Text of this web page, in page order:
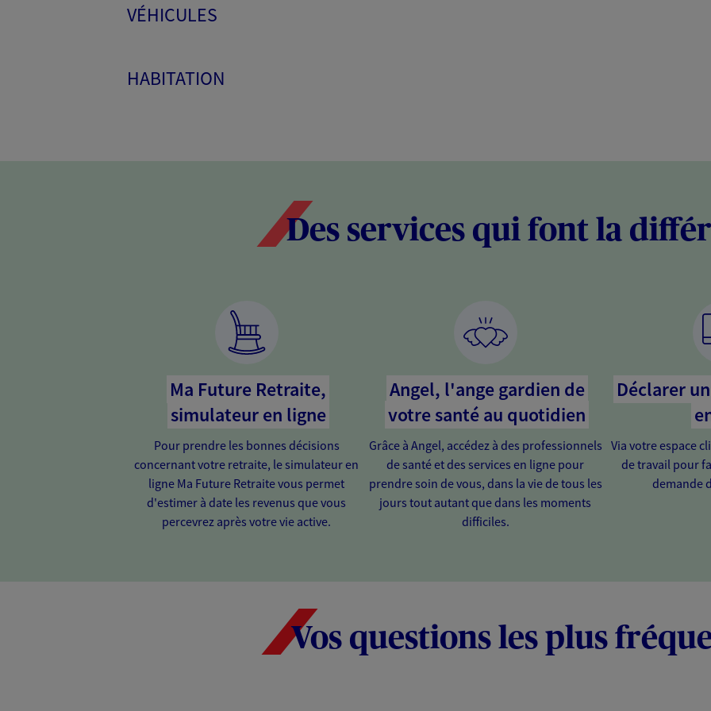
VÉHICULES
HABITATION
Des services qui font la
Ma Future Retraite,
simulateur en ligne
Pour prendre les bonnes décisions
concernant votre retraite, le simulateur en
ligne Ma Future Retraite vous permet
d'estimer à date les revenus que vous
percevrez après votre vie active.
Angel, l'ange gardien de
votre santé au quotidien
Grâce à Angel, accédez à des professionnels
de santé et des services en ligne pour
prendre soin de vous, dans la vie de tous les
jours tout autant que dans les moments
difficiles.
Déclarer
Via votre espace
de travail pour
demande
Vos questions les plus